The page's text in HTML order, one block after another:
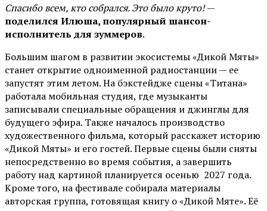
Спасибо всем, кто собрался. Это было круто!—
поделился Илюша, популярный шансон-
исполнитель для зуммеров.
Большим шагом в развитии экосистемы «Дикой Мяты»
станет открытие одноименной радиостанции — ее
запустят этим летом. На бэкстейдже сцены «Титана»
работала мобильная студия, где музыканты
записывали специальные обращения и джинглы для
будущего эфира. Также началось производство
художественного фильма, который расскажет историю
«Дикой Мяты» и его гостей. Первые сцены были сняты
непосредственно во время события, а завершить
работу над картиной планируется осенью 2027 года.
Кроме того, на фестивале собирала материалы
авторская группа, готовящая книгу о «Дикой Мяте». Её